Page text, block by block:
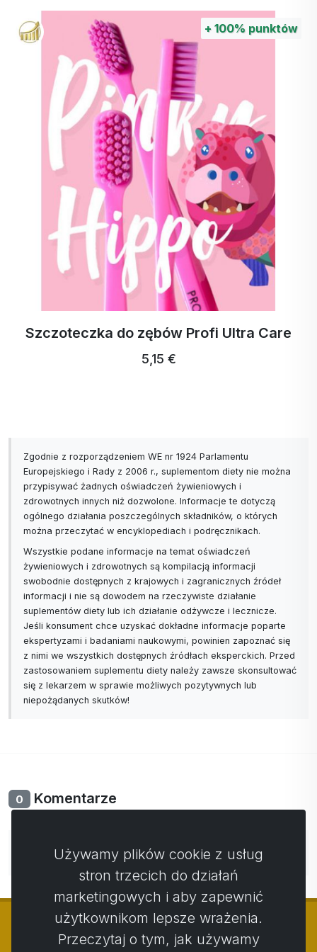
regenerująco i
ochronnie.
Gáfor
Kamfora stymuluje
zakończenia nerwowe
wrażliwe na zimno i
ciepło, dzięki czemu
działa chłodząco, gdy jest
stosowana delikatnie i
rozgrzewająco, gdy jest
stosowana przez dłuższy
i silniejszy okres czasu.
Mentol
Mentol jest stosowany w
wielu produktach i z
wielu powodów.
Pantenol łatwo przenika
przez skórę, gdzie
szybko utlenia się do
kwasu pantotenowego.
w reakcjach alergicznych
na niektóre pokarmy.
Stosowanie:Nanieść spray bezpośrednio na
dotknięty obszar.
Częstotliwość.
Środki ostrożności:
Nie przekraczać zalecanej dziennej dawki.
Produkt nie jest przeznaczony dla dzieci
poniżej 3 roku życia.
Przechowywać w miejscu niedostępnym dla
małych dzieci, w suchym i ciemnym miejscu, w
temperaturze poniżej 25°C.
+ 100% punktów
Szczoteczka do zębów Profi Ultra Care
5,15 €
Zgodnie z rozporządzeniem WE nr 1924 Parlamentu
Europejskiego i Rady z 2006 r., suplementom diety nie można
przypisywać żadnych oświadczeń żywieniowych i
zdrowotnych innych niż dozwolone. Informacje te dotyczą
ogólnego działania poszczególnych składników, o których
można przeczytać w encyklopediach i podręcznikach.
Wszystkie podane informacje na temat oświadczeń
żywieniowych i zdrowotnych są kompilacją informacji
swobodnie dostępnych z krajowych i zagranicznych źródeł
informacji i nie są dowodem na rzeczywiste działanie
suplementów diety lub ich działanie odżywcze i lecznicze.
Jeśli konsument chce uzyskać dokładne informacje poparte
ekspertyzami i badaniami naukowymi, powinien zapoznać się
z nimi we wszystkich dostępnych źródłach eksperckich. Przed
zastosowaniem suplementu diety należy zawsze skonsultować
się z lekarzem w sprawie możliwych pozytywnych lub
niepożądanych skutków!
0 Komentarze
komentarzem.
Używamy plików cookie z usług
stron trzecich do działań
marketingowych i aby zapewnić
użytkownikom lepsze wrażenia.
Przeczytaj o tym, jak używamy